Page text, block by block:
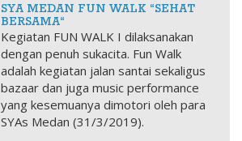
SYA MEDAN FUN WALK “SEHAT
BERSAMA“
Kegiatan FUN WALK I dilaksanakan
dengan penuh sukacita. Fun Walk
adalah kegiatan jalan santai sekaligus
bazaar dan juga music performance
yang kesemuanya dimotori oleh para
SYAs Medan (31/3/2019).